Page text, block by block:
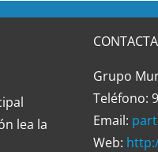
lea la
Grupo
Teléfono:
Email:
Web: